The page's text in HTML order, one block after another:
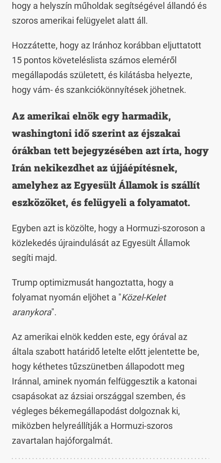
hogy a helyszín műholdak segítségével állandó és
szoros amerikai felügyelet alatt áll.
Hozzátette, hogy az Iránhoz korábban eljuttatott
15 pontos követeléslista számos eleméről
megállapodás született, és kilátásba helyezte,
hogy vám- és szankciókönnyítések jöhetnek.
Az amerikai elnök egy harmadik,
washingtoni idő szerint az éjszakai
órákban tett bejegyzésében azt írta, hogy
Irán nekikezdhet az újjáépítésnek,
amelyhez az Egyesült Államok is szállít
eszközöket, és felügyeli a folyamatot.
Egyben azt is közölte, hogy a Hormuzi-szoroson a
közlekedés újraindulását az Egyesült Államok
segíti majd.
Trump optimizmusát hangoztatta, hogy a
folyamat nyomán eljöhet a "Közel-Kelet
aranykora".
Az amerikai elnök kedden este, egy órával az
általa szabott határidő letelte előtt jelentette be,
hogy kéthetes tűzszünetben állapodott meg
Iránnal, aminek nyomán felfüggesztik a katonai
csapásokat az ázsiai országgal szemben, és
végleges békemegállapodást dolgoznak ki,
miközben helyreállítják a Hormuzi-szoros
zavartalan hajóforgalmát.